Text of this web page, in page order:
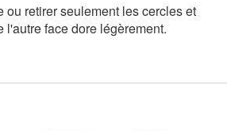
retirer seulement les cercles et
l'autre face dore légèrement.